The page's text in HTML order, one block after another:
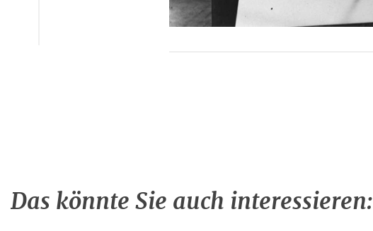
Das könnte Sie auch interessieren: